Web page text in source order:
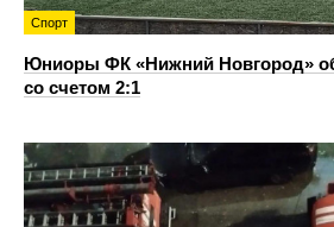
Спорт
Юниоры ФК «Нижний Новгород»
со счетом 2:1